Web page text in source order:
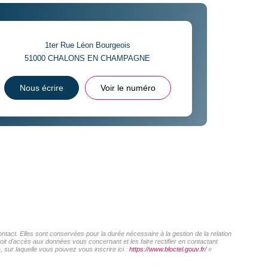
1ter Rue Léon Bourgeois
51000CHALONS EN CHAMPAGNE
Nous écrire Voir le numéro
Elles sont conservées pour la durée nécessaire à la gestion de la relation
d'accès aux données vous concernant et les faire rectifier en contactant
sur laquelle vous pouvez vous inscrire ici : https://www.bloctel.gouv.fr/»